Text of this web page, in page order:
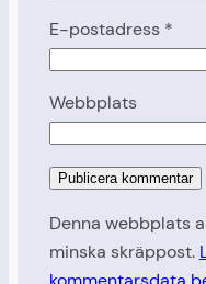
E-postadress *
Webbplats
Denna webbplats
minska skräppost.